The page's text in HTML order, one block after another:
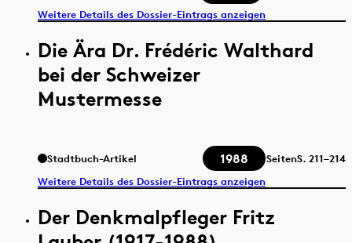
Weitere Details des Dossier-Eintrags anzeigen
Die Ära Dr. Frédéric Walthard
bei der Schweizer
Mustermesse
Stadtbuch-Artikel 1988 SeitenS. 211–214
Weitere Details des Dossier-Eintrags anzeigen
Der Denkmalpfleger Fritz